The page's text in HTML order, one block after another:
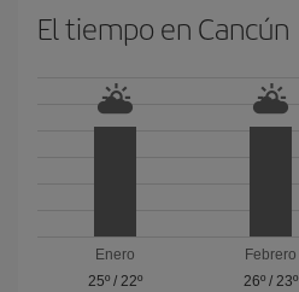
El tiempo en Cancún
Enero
25º/ 22º
Febrero
26º/ 23º